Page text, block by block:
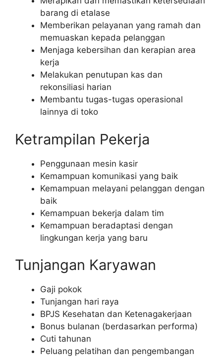
barang di etalase
Memberikan pelayanan yang ramah dan
memuaskan kepada pelanggan
Menjaga kebersihan dan kerapian area
kerja
Melakukan penutupan kas dan
rekonsiliasi harian
Membantu tugas-tugas operasional
lainnya di toko
Ketrampilan Pekerja
Penggunaan mesin kasir
Kemampuan komunikasi yang baik
Kemampuan melayani pelanggan dengan
baik
Kemampuan bekerja dalam tim
Kemampuan beradaptasi dengan
lingkungan kerja yang baru
Tunjangan Karyawan
Gaji pokok
Tunjangan hari raya
BPJS Kesehatan dan Ketenagakerjaan
Bonus bulanan (berdasarkan performa)
Cuti tahunan
Peluang pelatihan dan pengembangan